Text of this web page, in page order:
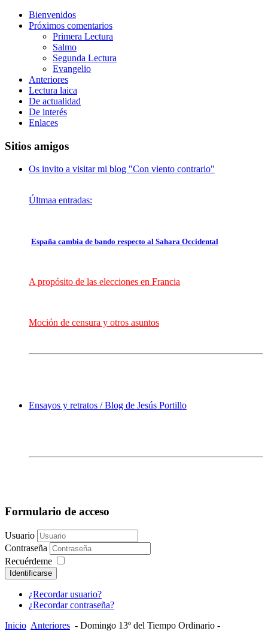
Bienvenidos
Próximos comentarios
Primera Lectura
Salmo
Segunda Lectura
Evangelio
Anteriores
Lectura laica
De actualidad
De interés
Enlaces
Sitios amigos
Os invito a visitar mi blog "Con viento contrario"
Últmaa entradas:
España cambia de bando respecto al Sahara Occidental
A propósito de las elecciones en Francia
Moción de censura y otros asuntos
Ensayos y retratos / Blog de Jesús Portillo
Formulario de acceso
Usuario
Contraseña
Recuérdeme
Identificarse
¿Recordar usuario?
¿Recordar contraseña?
Inicio Anteriores - Domingo 13º del Tiempo Ordinario -